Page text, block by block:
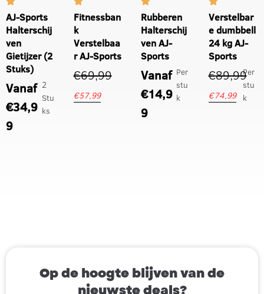
AJ-Sports
Halterschij
ven
Gietijzer (2
Stuks)
Vanaf
€34,9
9
2
Stu
ks
Fitnessban
k
Verstelbaa
r AJ-Sports
€69,99
€57,99
Rubberen
Halterschij
ven AJ-
Sports
Vanaf
€14,9
9
Per
stu
k
Verstelbar
e dumbbell
24 kg AJ-
Sports
€89,99
€74,99
Per
stu
k
Op de hoogte blijven van de